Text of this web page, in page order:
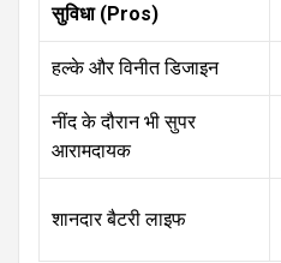
सुविधा (Pros)
हल्के और विनीत डिजाइन
नींद के दौरान भी सुपर
आरामदायक
शानदार बैटरी लाइफ